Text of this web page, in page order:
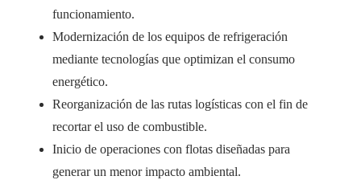
funcionamiento.
Modernización de los equipos de refrigeración
mediante tecnologías que optimizan el consumo
energético.
Reorganización de las rutas logísticas con el fin de
recortar el uso de combustible.
Inicio de operaciones con flotas diseñadas para
generar un menor impacto ambiental.